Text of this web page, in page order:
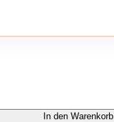
In den Warenkorb